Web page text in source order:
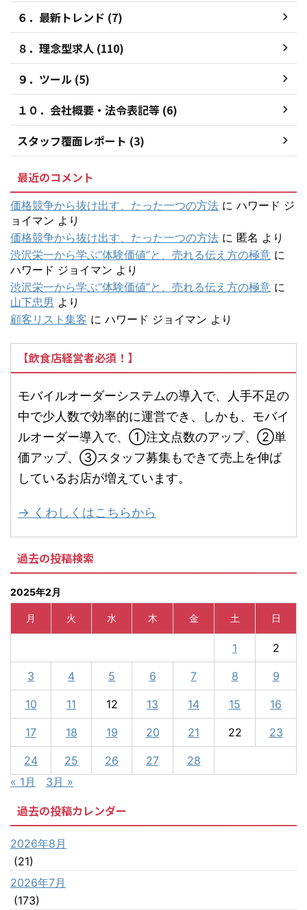
６．最新トレンド (7)
８．理念型求人 (110)
９．ツール (5)
１０．会社概要・法令表記等 (6)
スタッフ覆面レポート (3)
最近のコメント
価格競争から抜け出す、たった一つの方法 に ハワード ジ
ョイマン より
価格競争から抜け出す、たった一つの方法 に 匿名 より
渋沢栄一から学ぶ“体験価値”と、売れる伝え方の極意 に
ハワード ジョイマン より
渋沢栄一から学ぶ“体験価値”と、売れる伝え方の極意 に
山下忠男 より
顧客リスト集客 に ハワード ジョイマン より
【飲食店経営者必須！】
モバイルオーダーシステムの導入で、人手不足の
中で少人数で効率的に運営でき、しかも、モバイ
ルオーダー導入で、①注文点数のアップ、②単
価アップ、③スタッフ募集もできて売上を伸ば
しているお店が増えています。
→ くわしくはこちらから
過去の投稿検索
2025年2月
月 火 水 木 金 土 日
1 2
3 4 5 6 7 8 9
10 11 12 13 14 15 16
17 18 19 20 21 22 23
24 25 26 27
28
« 1月
3月 »
過去の投稿カレンダー
2026年8月
(21)
2026年7月
(173)